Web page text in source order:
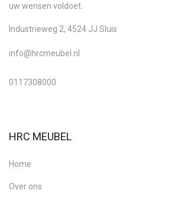
uw wensen voldoet.
Industrieweg 2, 4524 JJ Sluis
info@hrcmeubel.nl
0117308000
HRC MEUBEL
Home
Over ons